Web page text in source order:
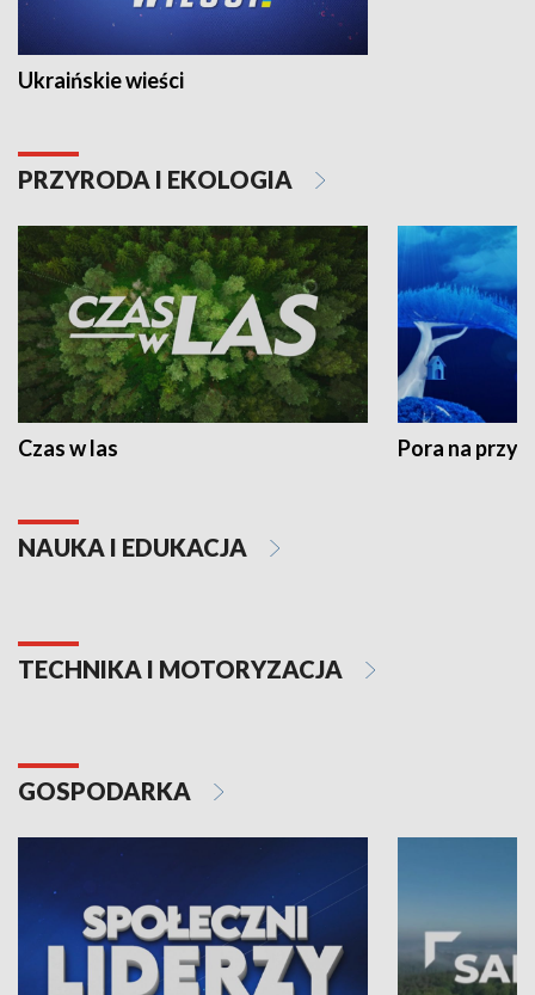
Ukraińskie wieści
PRZYRODA I EKOLOGIA
Czas w las Pora na
NAUKA I EDUKACJA
TECHNIKA I MOTORYZACJA
GOSPODARKA